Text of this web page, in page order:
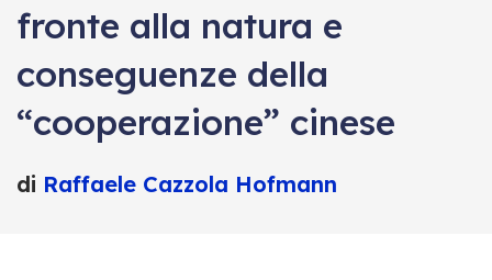
fronte alla natura e
conseguenze della
“cooperazione” cinese
di Raffaele Cazzola Hofmann